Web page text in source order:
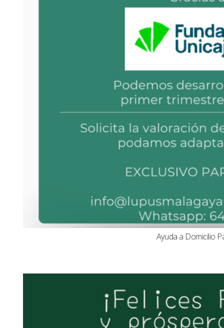
Ayuda a Domicilio